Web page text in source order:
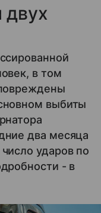
двух
в том
выбиты
два месяца
ударов по
- в